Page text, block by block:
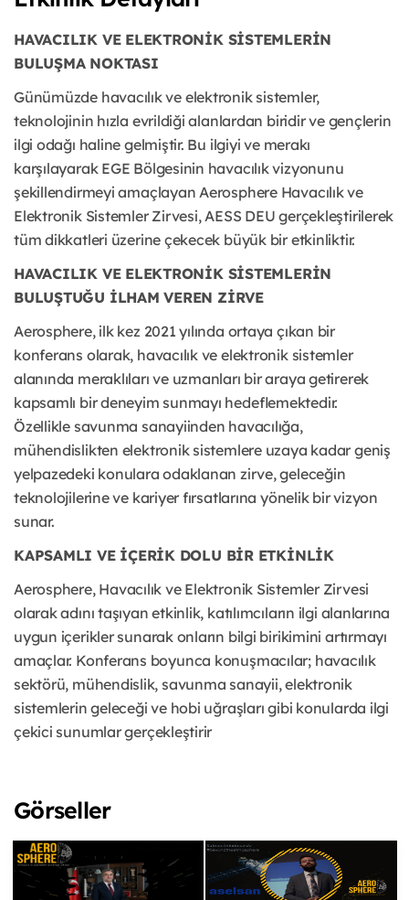
HAVACILIK VE ELEKTRONİK SİSTEMLERİN
BULUŞMA NOKTASI
Günümüzde havacılık ve elektronik sistemler,
teknolojinin hızla evrildiği alanlardan biridir ve gençlerin
ilgi odağı haline gelmiştir. Bu ilgiyi ve merakı
karşılayarak EGE Bölgesinin havacılık vizyonunu
şekillendirmeyi amaçlayan Aerosphere Havacılık ve
Elektronik Sistemler Zirvesi, AESS DEU gerçekleştirilerek
tüm dikkatleri üzerine çekecek büyük bir etkinliktir.
HAVACILIK VE ELEKTRONİK SİSTEMLERİN
BULUŞTUĞU İLHAM VEREN ZİRVE
Aerosphere, ilk kez 2021 yılında ortaya çıkan bir
konferans olarak, havacılık ve elektronik sistemler
alanında meraklıları ve uzmanları bir araya getirerek
kapsamlı bir deneyim sunmayı hedeflemektedir.
Özellikle savunma sanayiinden havacılığa,
mühendislikten elektronik sistemlere uzaya kadar geniş
yelpazedeki konulara odaklanan zirve, geleceğin
teknolojilerine ve kariyer fırsatlarına yönelik bir vizyon
sunar.
KAPSAMLI VE İÇERİK DOLU BİR ETKİNLİK
Aerosphere, Havacılık ve Elektronik Sistemler Zirvesi
olarak adını taşıyan etkinlik, katılımcıların ilgi alanlarına
uygun içerikler sunarak onların bilgi birikimini artırmayı
amaçlar. Konferans boyunca konuşmacılar; havacılık
sektörü, mühendislik, savunma sanayii, elektronik
sistemlerin geleceği ve hobi uğraşları gibi konularda ilgi
çekici sunumlar gerçekleştirir
Görseller